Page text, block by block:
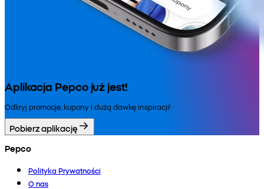
Aplikacja Pepco już jest!
Odkryj promocje, kupony i dużą dawkę inspiracji!
Pobierz aplikację
Pepco
Polityka Prywatności
O nas